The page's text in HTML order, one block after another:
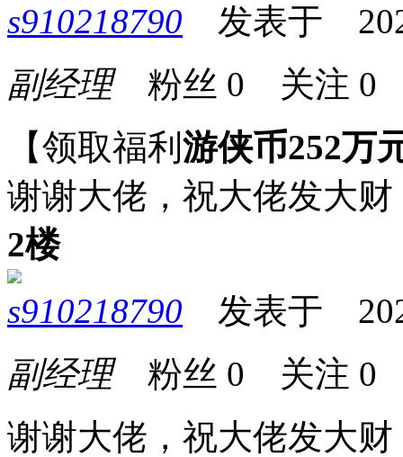
s910218790 发表于
副经理粉丝 0 关注 0
【领取福利 游侠币252万
谢谢大佬，祝大佬发大财
2楼
s910218790 发表于
副经理粉丝 0 关注 0
谢谢大佬，祝大佬发大财